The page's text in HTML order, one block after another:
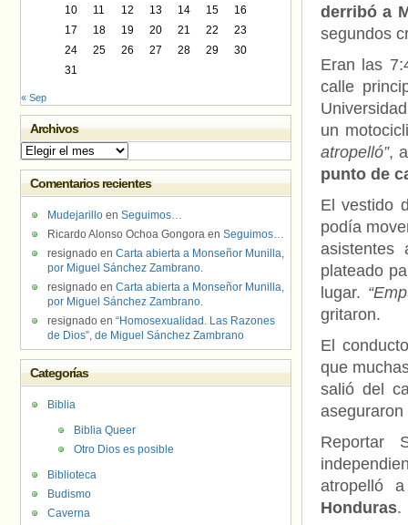
derribó a
segundos
Eran las
calle
un
atropelló”,
punto de
El vestido
podía
asistentes
plateado
lugar.
gritaron.
El
que
salió del
Reportar
atropelló
Honduras.
10
11 12 13 14 15
16
17
18 19 20 21 22
23
24
25 26 27 28 29
30
31
« Sep
Archivos
Archivos
Comentarios recientes
Mudejarillo en Seguimos…
Ricardo Alonso Ochoa Gongora en Seguimos…
resignado en Carta abierta a Monseñor Munilla,
por Miguel Sánchez Zambrano.
resignado en Carta abierta a Monseñor Munilla,
por Miguel Sánchez Zambrano.
resignado en “Homosexualidad. Las Razones
de Dios”, de Miguel Sánchez Zambrano
Categorías
Biblia
Biblia Queer
Otro Dios es posible
Biblioteca
Budismo
Caverna